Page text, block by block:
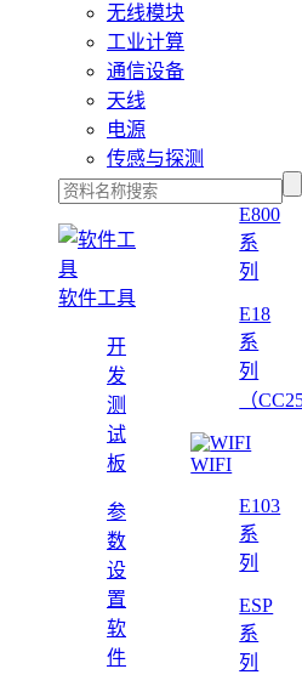
无线模块
工业计算
通信设备
天线
电源
传感与探测
软件工具
开
发
测
试
板
参
数
设
置
软
件
E800
系
列
E18
系
列
（
WIFI
E103
系
列
ESP
系
列